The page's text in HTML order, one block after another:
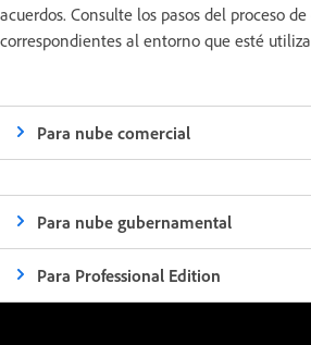
acuerdos. Consulte los pasos del proceso
correspondientes al entorno que esté
Para nube comercial
Para nube gubernamental
Para Professional Edition